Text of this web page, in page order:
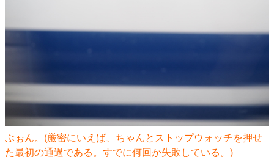
ぶぉん。(厳密にいえば、ちゃんとストップウォッチを押せ
た最初の通過である。すでに何回か失敗している。)